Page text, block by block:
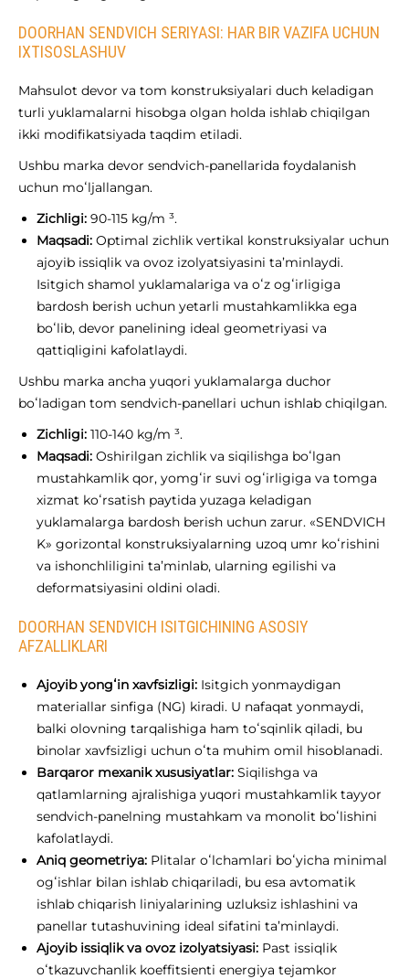
DOORHAN SENDVICH SERIYASI: HAR BIR VAZIFA UCHUN
IXTISOSLASHUV
Mahsulot devor va tom konstruksiyalari duch keladigan
turli yuklamalarni hisobga olgan holda ishlab chiqilgan
ikki modifikatsiyada taqdim etiladi.
Ushbu marka devor sendvich-panellarida foydalanish
uchun moʻljallangan.
Zichligi: 90-115 kg/m ³.
Maqsadi: Optimal zichlik vertikal konstruksiyalar uchun
ajoyib issiqlik va ovoz izolyatsiyasini ta’minlaydi.
Isitgich shamol yuklamalariga va oʻz ogʻirligiga
bardosh berish uchun yetarli mustahkamlikka ega
boʻlib, devor panelining ideal geometriyasi va
qattiqligini kafolatlaydi.
Ushbu marka ancha yuqori yuklamalarga duchor
boʻladigan tom sendvich-panellari uchun ishlab chiqilgan.
Zichligi: 110-140 kg/m ³.
Maqsadi: Oshirilgan zichlik va siqilishga boʻlgan
mustahkamlik qor, yomgʻir suvi ogʻirligiga va tomga
xizmat koʻrsatish paytida yuzaga keladigan
yuklamalarga bardosh berish uchun zarur. «SENDVICH
K» gorizontal konstruksiyalarning uzoq umr koʻrishini
va ishonchliligini ta’minlab, ularning egilishi va
deformatsiyasini oldini oladi.
DOORHAN SENDVICH ISITGICHINING ASOSIY
AFZALLIKLARI
Ajoyib yongʻin xavfsizligi: Isitgich yonmaydigan
materiallar sinfiga (NG) kiradi. U nafaqat yonmaydi,
balki olovning tarqalishiga ham toʻsqinlik qiladi, bu
binolar xavfsizligi uchun oʻta muhim omil hisoblanadi.
Barqaror mexanik xususiyatlar: Siqilishga va
qatlamlarning ajralishiga yuqori mustahkamlik tayyor
sendvich-panelning mustahkam va monolit boʻlishini
kafolatlaydi.
Aniq geometriya: Plitalar oʻlchamlari boʻyicha minimal
ogʻishlar bilan ishlab chiqariladi, bu esa avtomatik
ishlab chiqarish liniyalarining uzluksiz ishlashini va
panellar tutashuvining ideal sifatini ta’minlaydi.
Ajoyib issiqlik va ovoz izolyatsiyasi: Past issiqlik
oʻtkazuvchanlik koeffitsienti energiya tejamkor